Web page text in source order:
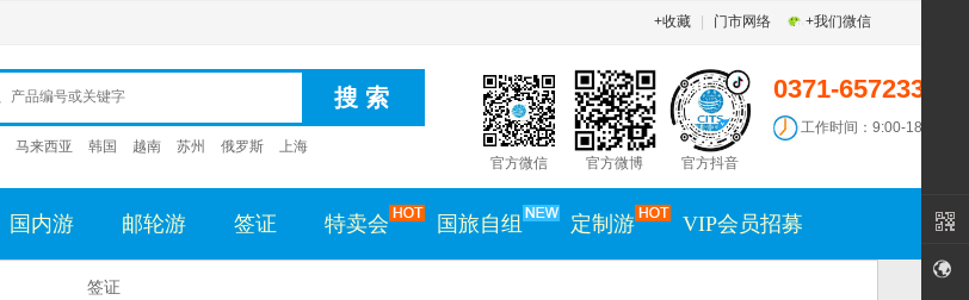
+收藏 门市网络 +我们微信
马来西亚 韩国 越南 苏州 俄罗斯 上海
0371-65723300
工作时间：9:00-18:30
官方抖音
官方微博
官方微信
国内游 邮轮游 签证 特卖会 国旅自组 定制游 VIP会员招募
签证